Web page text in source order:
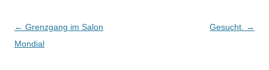
Post
navigation
← Grenzgang im Salon
Mondial
Gesucht. →